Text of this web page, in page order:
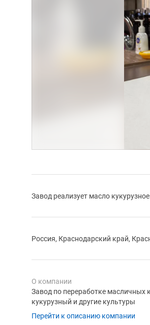
Завод реализует масло
Россия, Краснодарский край,
О компании
Завод по переработке масличных
кукурузный и другие культуры
Перейти к описанию компании